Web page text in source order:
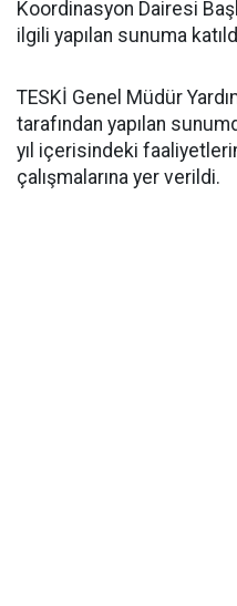
Koordinasyon Dairesi
ilgili yapılan sunuma
TESKİ Genel Müdür
tarafından yapılan
yıl içerisindeki
çalışmalarına yer verildi.